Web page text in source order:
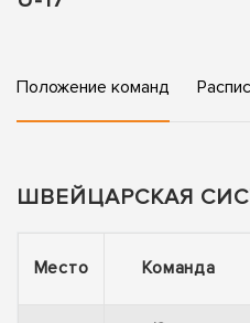
Положение команд
ШВЕЙЦАРСКАЯ
Место Команда